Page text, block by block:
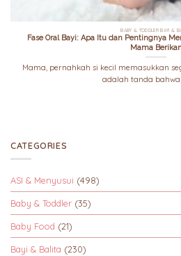
BABY & TODDLER BAYI &
Fase Oral Bayi: Apa Itu dan Pentingnya
Mama
Mama, pernahkah si kecil memasukkan
adalah tanda bahwa
CATEGORIES
ASI & Menyusui (498)
Baby & Toddler (35)
Baby Food (21)
Bayi & Balita (230)